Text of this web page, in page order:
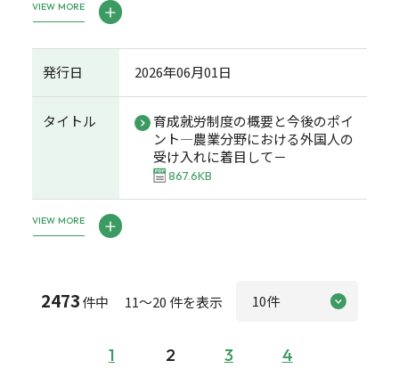
VIEW MORE
発行日 2026年06月01日
タイトル
育成就労制度の概要と今後のポイ
ント―農業分野における外国人の
受け入れに着目して－
867.6KB
VIEW MORE
2473件中 11～20 件を表示
1 2 3 4